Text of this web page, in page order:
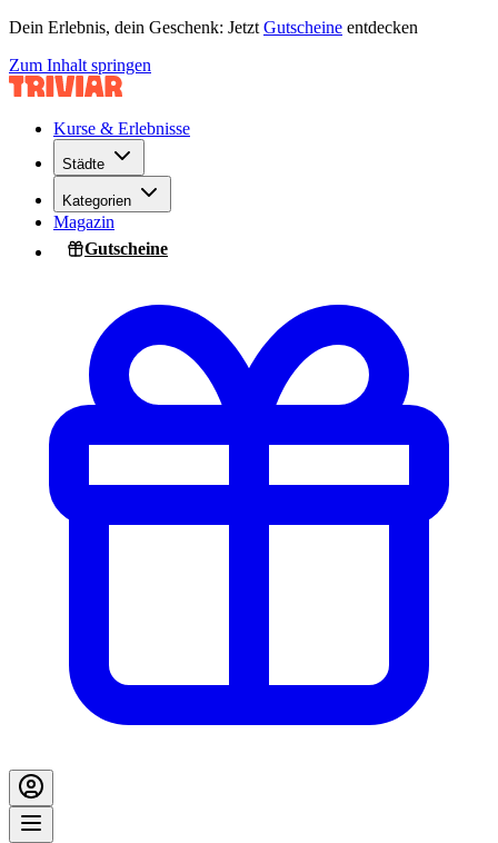
Dein Erlebnis, dein Geschenk: Jetzt Gutscheine entdecken
Zum Inhalt springen
Kurse & Erlebnisse
Städte
Kategorien
Magazin
Gutscheine